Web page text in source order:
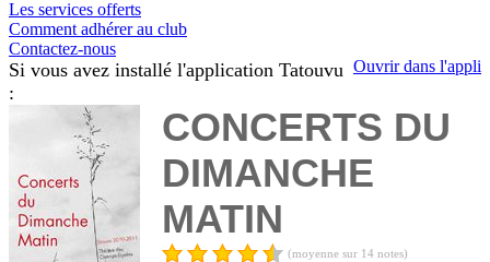
Les services offerts
Comment adhérer au club
Contactez-nous
Ouvrir dans l'appli
Si vous avez installé l'application Tatouvu
:
CONCERTS DU
DIMANCHE
MATIN
(moyenne sur 14 notes)